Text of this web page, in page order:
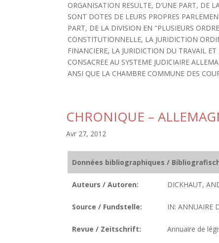
ORGANISATION RESULTE, D'UNE PART, DE
SONT DOTES DE LEURS PROPRES
PART, DE LA DIVISION EN "PLUSIEURS
CONSTITUTIONNELLE, LA JURIDICTION
FINANCIERE, LA JURIDICTION DU TRAVAIL
CONSACREE AU SYSTEME JUDICIAIRE
ANSI QUE LA CHAMBRE COMMUNE DES
CHRONIQUE –
Avr 27, 2012
Données bibliographiques /
Auteurs / Autoren: DICKHAUT,
Source / Fundstelle: IN: ANNUAIRE
Revue / Zeitschrift: Annuaire de